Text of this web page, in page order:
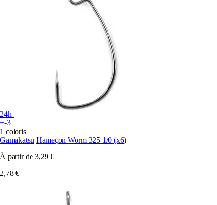
24h
+-3
1 coloris
Gamakatsu Hameçon Worm 325 1/0 (x6)
À partir de 3,29 €
2,78 €